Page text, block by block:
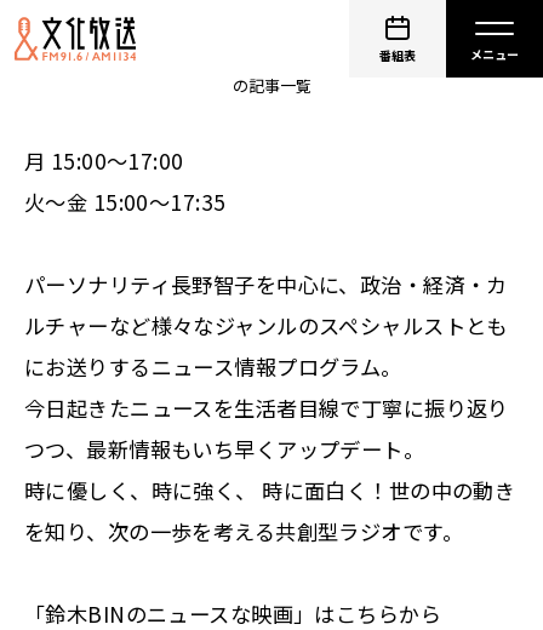
番組表
長野智子アップデート
の記事一覧
月 15:00～17:00
火～金 15:00～17:35
パーソナリティ長野智子を中心に、政治・経済・カ
ルチャーなど様々なジャンルのスペシャルストとも
にお送りするニュース情報プログラム。
今日起きたニュースを生活者目線で丁寧に振り返り
つつ、最新情報もいち早くアップデート。
時に優しく、時に強く、 時に面白く！世の中の動き
を知り、次の一歩を考える共創型ラジオです。
「鈴木BINのニュースな映画」はこちらから